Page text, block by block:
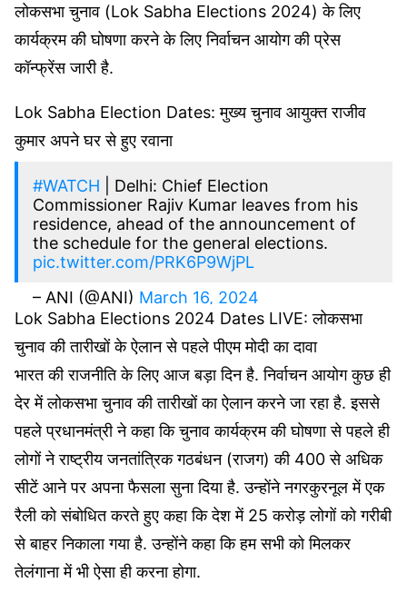
लोकसभा चुनाव (Lok Sabha Elections 2024) के लिए
कार्यक्रम की घोषणा करने के लिए निर्वाचन आयोग की प्रेस
कॉन्‍फ्रेंस जारी है.
Lok Sabha Election Dates: मुख्य चुनाव आयुक्त राजीव
कुमार अपने घर से हुए रवाना
#WATCH | Delhi: Chief Election
Commissioner Rajiv Kumar leaves from his
residence, ahead of the announcement of
the schedule for the general elections.
pic.twitter.com/PRK6P9WjPL
– ANI (@ANI) March 16, 2024
Lok Sabha Elections 2024 Dates LIVE: लोकसभा
चुनाव की तारीखों के ऐलान से पहले पीएम मोदी का दावा
भारत की राजनीति के लिए आज बड़ा दिन है. निर्वाचन आयोग कुछ ही
देर में लोकसभा चुनाव की तारीखों का ऐलान करने जा रहा है. इससे
पहले प्रधानमंत्री ने कहा कि चुनाव कार्यक्रम की घोषणा से पहले ही
लोगों ने राष्ट्रीय जनतांत्रिक गठबंधन (राजग) की 400 से अधिक
सीटें आने पर अपना फैसला सुना दिया है. उन्होंने नगरकुरनूल में एक
रैली को संबोधित करते हुए कहा कि देश में 25 करोड़ लोगों को गरीबी
से बाहर निकाला गया है. उन्होंने कहा कि हम सभी को मिलकर
तेलंगाना में भी ऐसा ही करना होगा.